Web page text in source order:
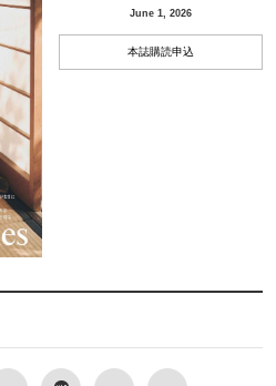
June 1, 2026
本誌購読申込